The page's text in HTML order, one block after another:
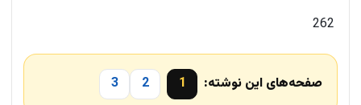
262
صفحه‌های این نوشته: 1
2
3